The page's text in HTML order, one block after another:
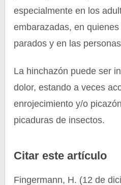
especialmente en los
embarazadas, en
parados y en las
La hinchazón puede ser
dolor, estando a veces
enrojecimiento y/o
picaduras de insectos.
Citar este artículo
Fingermann, H. (12 de